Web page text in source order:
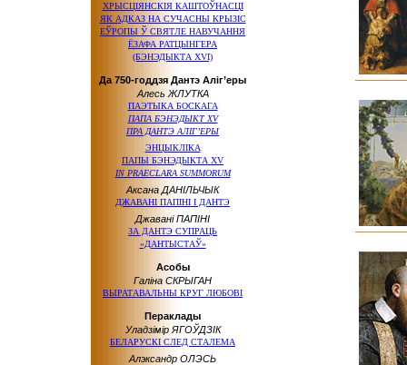
ХРЫСЦІЯНСКІЯ КАШТОЎНАСЦІ
ЯК АДКАЗ НА СУЧАСНЫ КРЫЗІС
ЕЎРОПЫ Ў СВЯТЛЕ НАВУЧАННЯ
ЁЗАФА РАТЦЫНГЕРА
(БЭНЭДЫКТА XVI)
Да 750-годдзя Дантэ Аліг’еры
Алесь ЖЛУТКА
ПАЭТЫКА БОСКАГА
ПАПА БЭНЭДЫКТ XV
ПРА ДАНТЭ АЛІГ’ЕРЫ
ЭНЦЫКЛІКА
ПАПЫ БЭНЭДЫКТА XV
IN PRAECLARA SUMMORUM
Аксана ДАНІЛЬЧЫК
ДЖАВАНІ ПАПІНІ І ДАНТЭ
Джавані ПАПІНІ
ЗА ДАНТЭ СУПРАЦЬ
«ДАНТЫСТАЎ»
Асобы
Галіна СКРЫГАН
ВЫРАТАВАЛЬНЫ КРУГ ЛЮБОВІ
Пераклады
Уладзімір ЯГОЎДЗІК
БЕЛАРУСКІ СЛЕД СТАЛЕМА
Алэксандр ОЛЭСЬ